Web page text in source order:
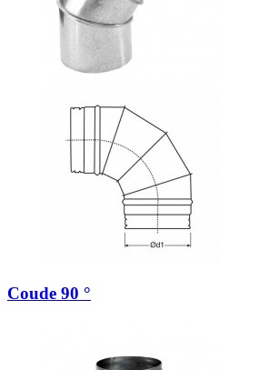
Coude 90 °